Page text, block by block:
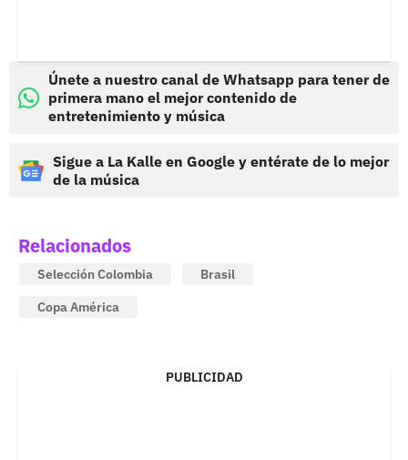
Únete a nuestro canal de Whatsapp para tener de
primera mano el mejor contenido de
entretenimiento y música
Sigue a La Kalle en Google y entérate de lo mejor
de la música
Relacionados
Selección Colombia
Brasil
Copa América
PUBLICIDAD